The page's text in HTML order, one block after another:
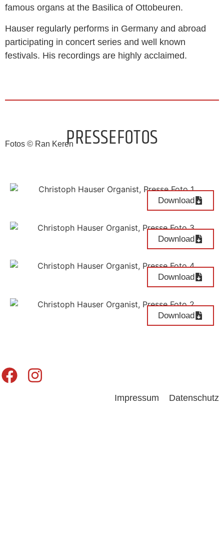
famous organs at the Basilica of Ottobeuren.
Hauser regularly performs in Germany and abroad
participating in concert series and well known
festivals. His recordings are highly acclaimed.
PRESSEFOTOS
Fotos © Ran Keren
Download
Download
Download
Download
Impressum Datenschutz